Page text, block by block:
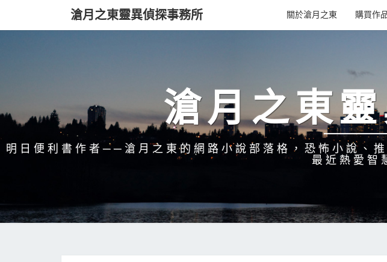
滄月之東靈異偵探事務所 關於滄月之東 購買作
滄月之東
明日便利書作者──滄月之東的網路小說部落格，恐怖小說、
最近熱愛智